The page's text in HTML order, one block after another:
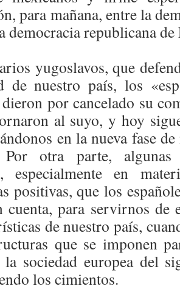
para mañana, entre la
republicana de
yugoslavos, que
de nuestro país, los
por cancelado su
al suyo, y hoy
en la nueva fase
Por otra parte,
especialmente en
positivas, que los
cuenta, para servirnos de
de nuestro país,
que se imponen
sociedad europea del
los cimientos.